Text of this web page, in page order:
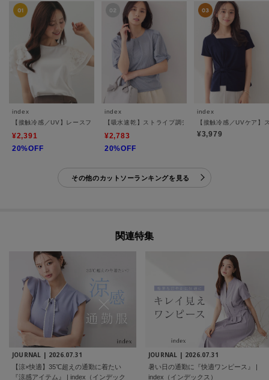
index
【接触冷感／UV】レースフレアスリーブトップス《洗濯機OK》
¥2,391
20%OFF
index
【吸水速乾】ストライプ調デザインスリーブトップス《
¥2,783
20%OFF
index
【接触冷感／UVケア】
¥3,979
その他のカットソーランキングを見る
関連特集
JOURNAL | 2026.07.31
【涼×快適】35℃超えの通勤に着たい
『涼感アイテム』 | index（インデック
JOURNAL | 2026.07.31
暑い日の通勤に『快適ワンピース』 |
index（インデックス）